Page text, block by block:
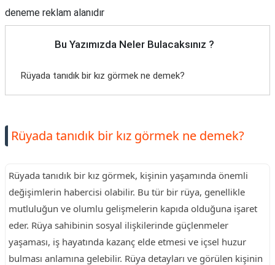
deneme reklam alanıdır
Bu Yazımızda Neler Bulacaksınız ?
Rüyada tanıdık bir kız görmek ne demek?
Rüyada tanıdık bir kız görmek ne demek?
Rüyada tanıdık bir kız görmek, kişinin yaşamında önemli
değişimlerin habercisi olabilir. Bu tür bir rüya, genellikle
mutluluğun ve olumlu gelişmelerin kapıda olduğuna işaret
eder. Rüya sahibinin sosyal ilişkilerinde güçlenmeler
yaşaması, iş hayatında kazanç elde etmesi ve içsel huzur
bulması anlamına gelebilir. Rüya detayları ve görülen kişinin